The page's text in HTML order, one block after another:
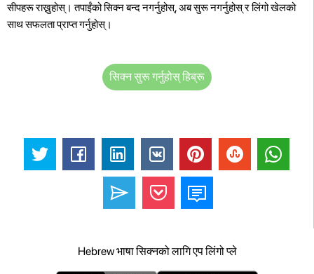
सीपहरू राख्नुहोस्। तपाईंको सिक्न बन्द नगर्नुहोस्, अब सुरू नगर्नुहोस् र लिंगो खेलको
साथ सफलता प्राप्त गर्नुहोस्।
सिक्न सुरू गर्नुहोस् हिब्रू
Hebrew भाषा सिक्नको लागि एप लिंगो प्ले